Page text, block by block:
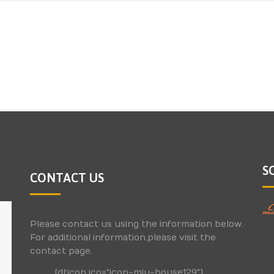
CONTACT US
Please contact us using the information below.
For additional information,please visit the
contact page.